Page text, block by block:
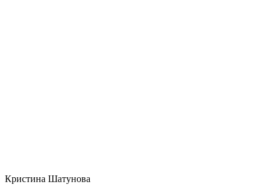
Кристина Шатунова